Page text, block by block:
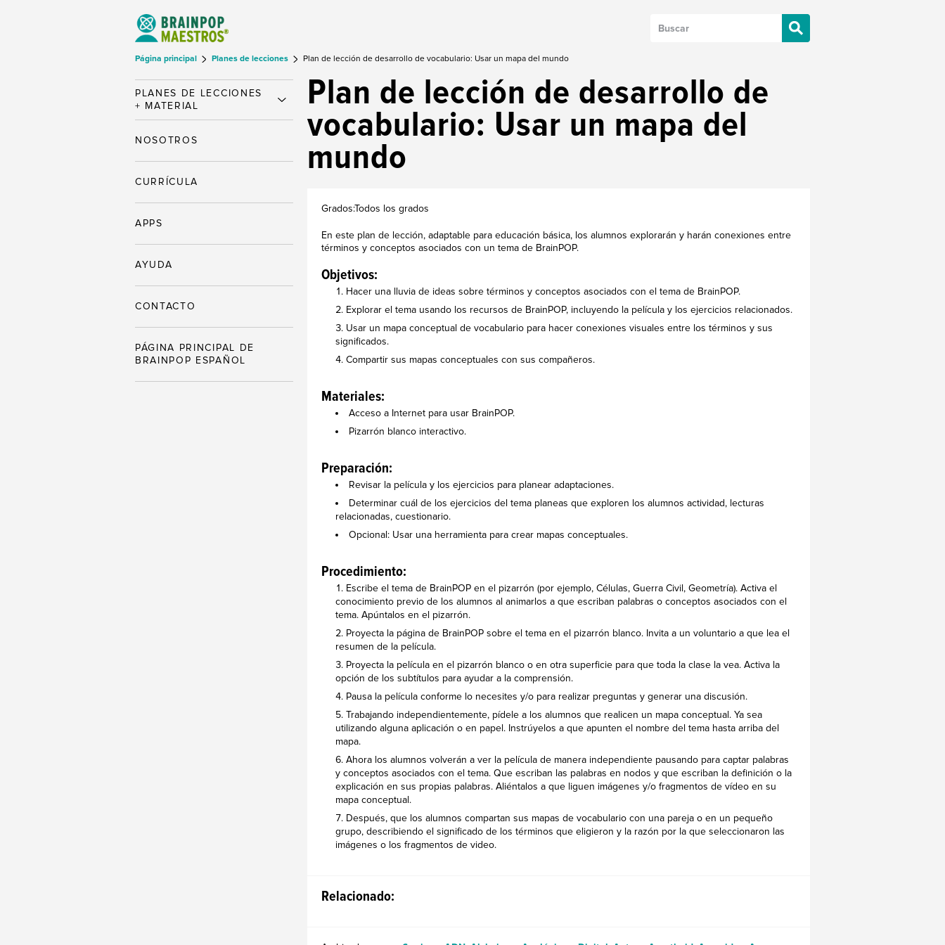
Página principal Planes de lecciones Plan de lección de desarrollo de vocabulario: Usar un mapa del mundo
Plan de lección de desarrollo de
vocabulario: Usar un mapa del
mundo
Grados:Todos los grados
En este plan de lección, adaptable para educación básica, los alumnos explorarán y harán conexiones entre
términos y conceptos asociados con un tema de BrainPOP.
Objetivos:
Hacer una lluvia de ideas sobre términos y conceptos asociados con el tema de BrainPOP.
Explorar el tema usando los recursos de BrainPOP, incluyendo la película y los ejercicios relacionados.
Usar un mapa conceptual de vocabulario para hacer conexiones visuales entre los términos y sus
significados.
Compartir sus mapas conceptuales con sus compañeros.
Materiales:
Acceso a Internet para usar BrainPOP.
Pizarrón blanco interactivo.
Preparación:
Revisar la película y los ejercicios para planear adaptaciones.
Determinar cuál de los ejercicios del tema planeas que exploren los alumnos actividad, lecturas
relacionadas, cuestionario.
Opcional: Usar una herramienta para crear mapas conceptuales.
Procedimiento:
Escribe el tema de BrainPOP en el pizarrón (por ejemplo, Células, Guerra Civil, Geometría). Activa el
conocimiento previo de los alumnos al animarlos a que escriban palabras o conceptos asociados con el
tema. Apúntalos en el pizarrón.
Proyecta la página de BrainPOP sobre el tema en el pizarrón blanco. Invita a un voluntario a que lea el
resumen de la película.
Proyecta la película en el pizarrón blanco o en otra superficie para que toda la clase la vea. Activa la
opción de los subtítulos para ayudar a la comprensión.
Pausa la película conforme lo necesites y/o para realizar preguntas y generar una discusión.
Trabajando independientemente, pídele a los alumnos que realicen un mapa conceptual. Ya sea
utilizando alguna aplicación o en papel. Instrúyelos a que apunten el nombre del tema hasta arriba del
mapa.
Ahora los alumnos volverán a ver la película de manera independiente pausando para captar palabras
y conceptos asociados con el tema. Que escriban las palabras en nodos y que escriban la definición o la
explicación en sus propias palabras. Aliéntalos a que liguen imágenes y/o fragmentos de vídeo en su
mapa conceptual.
Después, que los alumnos compartan sus mapas de vocabulario con una pareja o en un pequeño
grupo, describiendo el significado de los términos que eligieron y la razón por la que seleccionaron las
imágenes o los fragmentos de video.
Relacionado:
PLANES DE LECCIONES
+ MATERIAL
NOSOTROS
CURRÍCULA
APPS
AYUDA
CONTACTO
PÁGINA PRINCIPAL DE
BRAINPOP ESPAÑOL